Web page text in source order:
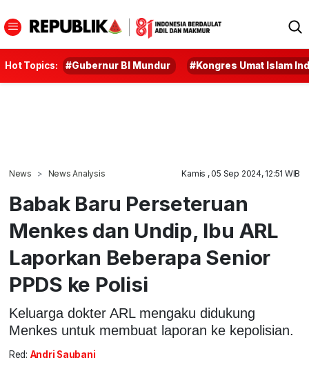
Hot Topics: #Gubernur BI Mundur #Kongres Umat Islam
News News Analysis Kamis , 05 Sep 2024, 12:51 WIB
Babak Baru Perseteruan
Menkes dan Undip, Ibu ARL
Laporkan Beberapa Senior
PPDS ke Polisi
Keluarga dokter ARL mengaku didukung
Menkes untuk membuat laporan ke kepolisian.
Red: Andri Saubani